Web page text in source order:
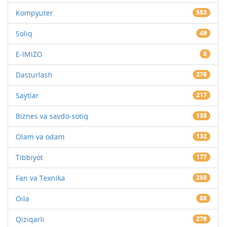
Kompyuter 553
Soliq 49
E-IMIZO 6
Dasturlash 276
Saytlar 217
Biznes va savdo-sotiq 138
Olam va odam 132
Tibbiyot 177
Fan va Texnika 258
Oila 88
Qiziqarli 279